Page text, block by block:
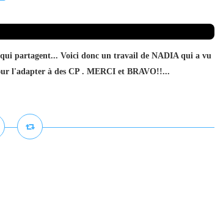
qui partagent... Voici donc un travail de NADIA qui a vu
l'adapter à des CP . MERCI et BRAVO!!...